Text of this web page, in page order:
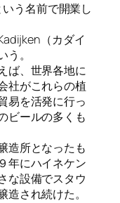
いう名前で開業し
（カダイ
。
ば、世界各地に
社がこれらの植
易を活発に行っ
ビールの多くも
造所となったも
年にハイネケン
な設備でスタウ
造され続けた。